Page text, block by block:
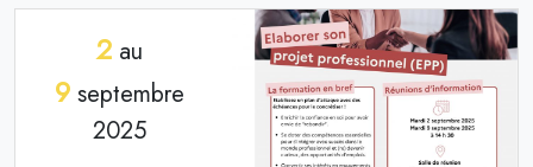
2 au
9 septembre
2025